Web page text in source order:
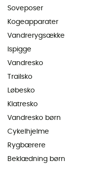
Soveposer
Kogeapparater
Vandrerygsække
Ispigge
Vandresko
Trailsko
Løbesko
Klatresko
Vandresko børn
Cykelhjelme
Rygbærere
Beklædning børn